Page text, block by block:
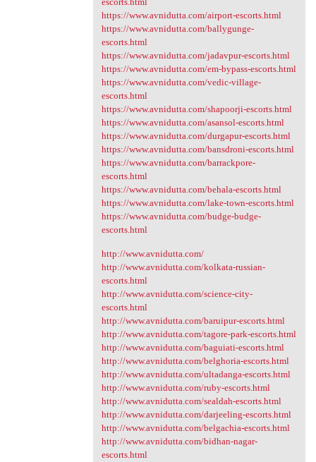
https://www.avnidutta.com/airport-escorts.html
https://www.avnidutta.com/ballygunge-
escorts.html
https://www.avnidutta.com/jadavpur-escorts.html
https://www.avnidutta.com/em-bypass-escorts.html
https://www.avnidutta.com/vedic-village-
escorts.html
https://www.avnidutta.com/shapoorji-escorts.html
https://www.avnidutta.com/asansol-escorts.html
https://www.avnidutta.com/durgapur-escorts.html
https://www.avnidutta.com/bansdroni-escorts.html
https://www.avnidutta.com/barrackpore-
escorts.html
https://www.avnidutta.com/behala-escorts.html
https://www.avnidutta.com/lake-town-escorts.html
https://www.avnidutta.com/budge-budge-
escorts.html
http://www.avnidutta.com/
http://www.avnidutta.com/kolkata-russian-
escorts.html
http://www.avnidutta.com/science-city-
escorts.html
http://www.avnidutta.com/baruipur-escorts.html
http://www.avnidutta.com/tagore-park-escorts.html
http://www.avnidutta.com/baguiati-escorts.html
http://www.avnidutta.com/belghoria-escorts.html
http://www.avnidutta.com/ultadanga-escorts.html
http://www.avnidutta.com/ruby-escorts.html
http://www.avnidutta.com/sealdah-escorts.html
http://www.avnidutta.com/darjeeling-escorts.html
http://www.avnidutta.com/belgachia-escorts.html
http://www.avnidutta.com/bidhan-nagar-
escorts.html